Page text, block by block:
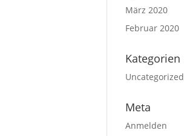
März 2020
Februar 2020
Kategorien
Uncategorized
Meta
Anmelden